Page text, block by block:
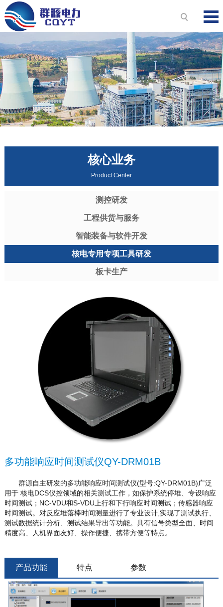
核心业务
Product Center
测控研发
工程供货与服务
智能装备与软件开发
核电专用专项工具研发
板卡生产
多功能响应时间测试仪QY-DRM01B
群源自主研发的多功能响应时间测试仪(型号:QY-DRM01B)广泛
用于 核电DCS仪控领域的相关测试工作，如保护系统停堆、专设响应
时间测试；NC-VDU和S-VDU上行和下行响应时间测试；传感器响应
时间测试。对反应堆落棒时间测量进行了专业设计,实现了测试执行、
测试数据统计分析、测试结果导出等功能。具有信号类型全面、时间
精度高、人机界面友好、操作便捷、携带方便等特点。
产品功能 特点 参数